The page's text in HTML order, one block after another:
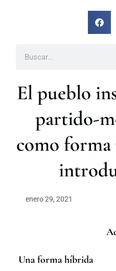
El pueblo
partido-
como
enero 29, 2021
Una forma híbrida